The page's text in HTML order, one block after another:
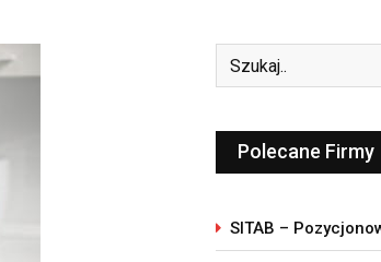
Polecane Firmy
SITAB –